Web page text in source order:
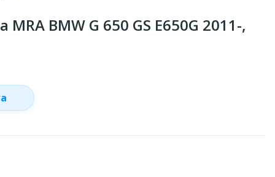
BMW G 650 GS E650G 2011-,